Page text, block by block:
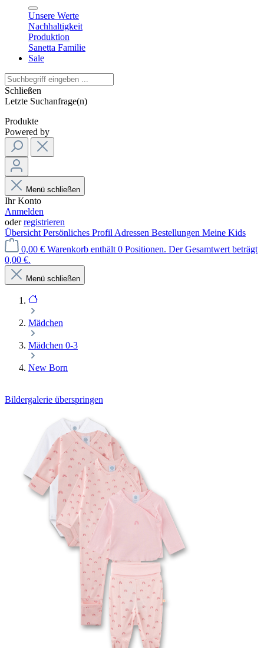
Unsere Werte
Nachhaltigkeit
Produktion
Sanetta Familie
Sale
Schließen
Letzte Suchanfrage(n)
Produkte
Powered by
Menü schließen
Ihr Konto
Anmelden
oderregistrieren
Übersicht Persönliches Profil Adressen Bestellungen Meine Kids
0,00 € Warenkorb enthält 0 Positionen. Der Gesamtwert beträgt
0,00 €.
Menü schließen
Mädchen
Mädchen 0-3
New Born
Bildergalerie überspringen